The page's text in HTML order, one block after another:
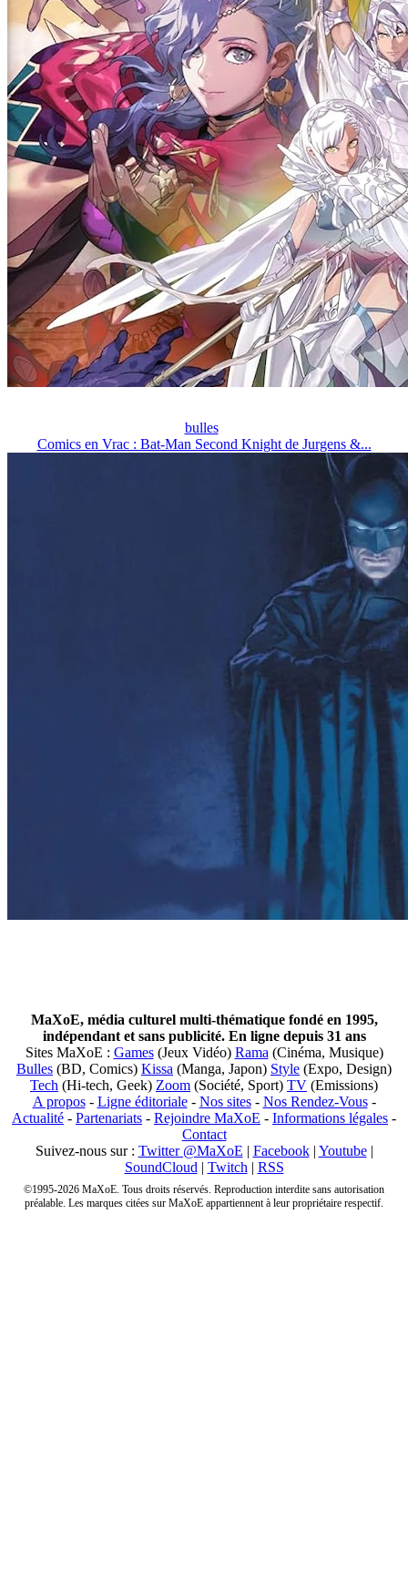
bulles
Comics en Vrac : Bat-Man Second Knight de Jurgens &...
MaXoE, média culturel multi-thématique fondé en 1995,
indépendant et sans publicité. En ligne depuis 31 ans
Sites MaXoE : Games(Jeux Vidéo) Rama (Cinéma, Musique)
Bulles (BD, Comics) Kissa (Manga, Japon) Style (Expo, Design)
Tech (Hi-tech, Geek) Zoom (Société, Sport) TV (Emissions)
A propos- Ligne éditoriale- Nos sites- Nos Rendez-Vous-
Actualité - Partenariats - Rejoindre MaXoE - Informations légales -
Contact
Suivez-nous sur : Twitter @MaXoE | Facebook| Youtube|
SoundCloud | Twitch | RSS
©1995-2026 MaXoE. Tous droits réservés. Reproduction interdite sans autorisation
préalable. Les marques citées sur MaXoE appartiennent à leur propriétaire respectif.